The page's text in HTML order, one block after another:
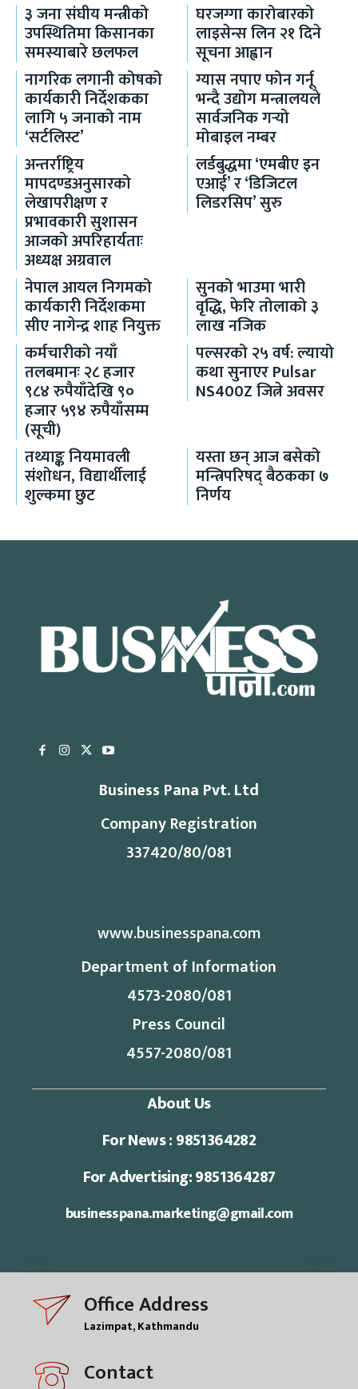
३ जना संघीय मन्त्रीको
उपस्थितिमा किसानका
समस्याबारे छलफल
घरजग्गा कारोबारको
लाइसेन्स लिन २१ दिने
सूचना आह्वान
नागरिक लगानी कोषको
कार्यकारी निर्देशकका
लागि ५ जनाको नाम
‘सर्टलिस्ट’
ग्यास नपाए फोन गर्नू
भन्दै उद्योग मन्त्रालयले
सार्वजनिक गर्‍यो
मोबाइल नम्बर
अन्तर्राष्ट्रिय
मापदण्डअनुसारको
लेखापरीक्षण र
प्रभावकारी सुशासन
आजको अपरिहार्यताः
अध्यक्ष अग्रवाल
लर्डबुद्धमा ‘एमबीए इन
एआई’ र ‘डिजिटल
लिडरसिप’ सुरु
नेपाल आयल निगमको
कार्यकारी निर्देशकमा
सीए नागेन्द्र शाह नियुक्त
सुनको भाउमा भारी
वृद्धि, फेरि तोलाको ३
लाख नजिक
कर्मचारीको नयाँ
तलबमानः २८ हजार
९८४ रुपैयाँदेखि ९०
हजार ५९४ रुपैयाँसम्म
(सूची)
पल्सरको २५ वर्ष: ल्यायो
कथा सुनाएर Pulsar
NS400Z जित्ने अवसर
तथ्याङ्क नियमावली
संशोधन, विद्यार्थीलाई
शुल्कमा छुट
यस्ता छन् आज बसेको
मन्त्रिपरिषद् बैठकका ७
निर्णय
Business Pana Pvt. Ltd
Company Registration
337420/80/081
www.businesspana.com
Department of Information
4573-2080/081
Press Council
4557-2080/081
About Us
For News : 9851364282
For Advertising: 9851364287
businesspana.marketing@gmail.com
Office Address
Lazimpat, Kathmandu
Contact